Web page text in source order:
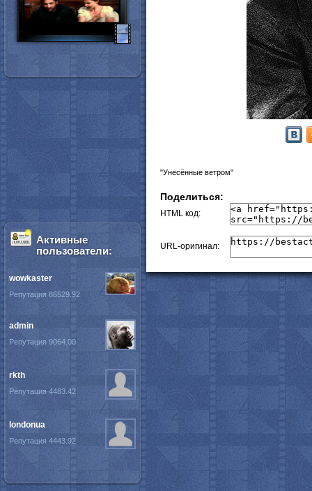
"Унесённые ветром"
Поделиться:
HTML код:
URL-оригинал:
Активные
пользователи:
wowkaster
Репутация 86529.92
admin
Репутация 9064.00
rkth
Репутация 4483.42
londonua
Репутация 4443.92